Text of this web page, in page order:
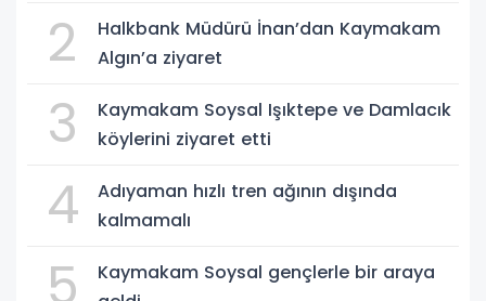
2
Halkbank Müdürü İnan’dan Kaymakam
Algın’a ziyaret
3
Kaymakam Soysal Işıktepe ve Damlacık
köylerini ziyaret etti
4
Adıyaman hızlı tren ağının dışında
kalmamalı
5
Kaymakam Soysal gençlerle bir araya